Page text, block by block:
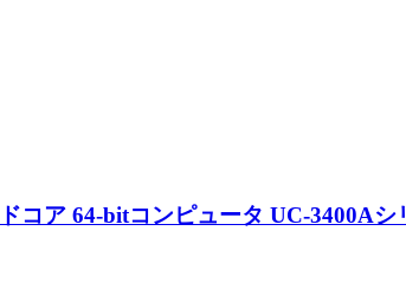
コア 64-bitコンピュータ UC-3400Aシ